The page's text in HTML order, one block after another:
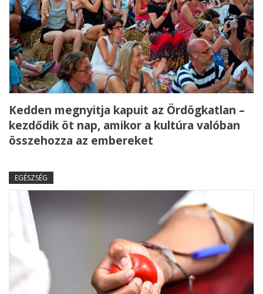
Kedden megnyitja kapuit az Ördögkatlan –
kezdődik öt nap, amikor a kultúra valóban
összehozza az embereket
EGÉSZSÉG